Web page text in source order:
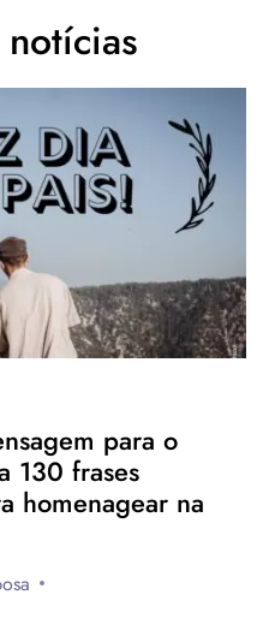
para o
130 frases
homenagear na